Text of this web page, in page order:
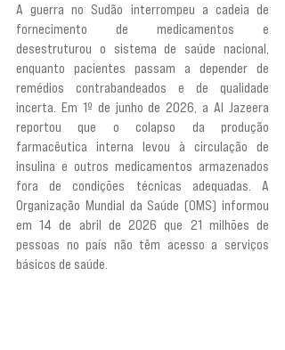
A guerra no Sudão interrompeu a cadeia de
fornecimento de medicamentos e
desestruturou o sistema de saúde nacional,
enquanto pacientes passam a depender de
remédios contrabandeados e de qualidade
incerta. Em 1º de junho de 2026, a Al Jazeera
reportou que o colapso da produção
farmacêutica interna levou à circulação de
insulina e outros medicamentos armazenados
fora de condições técnicas adequadas. A
Organização Mundial da Saúde (OMS) informou
em 14 de abril de 2026 que 21 milhões de
pessoas no país não têm acesso a serviços
básicos de saúde.